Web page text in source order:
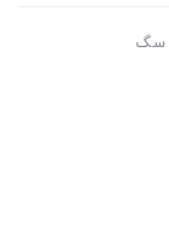
سگ